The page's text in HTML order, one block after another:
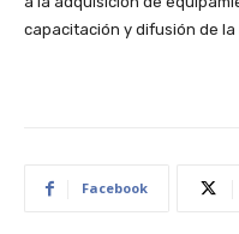
capacitación y difusión de
Facebook